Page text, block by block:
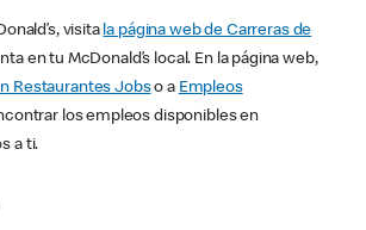
visita la página web de Carreras de
en tu McDonald’s local. En la página web,
Restaurantes Jobso a Empleos
los empleos disponibles en
a ti.